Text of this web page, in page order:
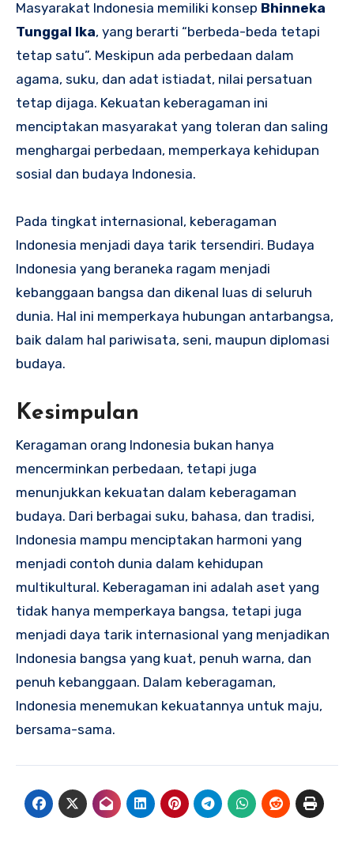
Masyarakat Indonesia memiliki konsep Bhinneka
Tunggal Ika, yang berarti “berbeda-beda tetapi
tetap satu”. Meskipun ada perbedaan dalam
agama, suku, dan adat istiadat, nilai persatuan
tetap dijaga. Kekuatan keberagaman ini
menciptakan masyarakat yang toleran dan saling
menghargai perbedaan, memperkaya kehidupan
sosial dan budaya Indonesia.
Pada tingkat internasional, keberagaman
Indonesia menjadi daya tarik tersendiri. Budaya
Indonesia yang beraneka ragam menjadi
kebanggaan bangsa dan dikenal luas di seluruh
dunia. Hal ini memperkaya hubungan antarbangsa,
baik dalam hal pariwisata, seni, maupun diplomasi
budaya.
Kesimpulan
Keragaman orang Indonesia bukan hanya
mencerminkan perbedaan, tetapi juga
menunjukkan kekuatan dalam keberagaman
budaya. Dari berbagai suku, bahasa, dan tradisi,
Indonesia mampu menciptakan harmoni yang
menjadi contoh dunia dalam kehidupan
multikultural. Keberagaman ini adalah aset yang
tidak hanya memperkaya bangsa, tetapi juga
menjadi daya tarik internasional yang menjadikan
Indonesia bangsa yang kuat, penuh warna, dan
penuh kebanggaan. Dalam keberagaman,
Indonesia menemukan kekuatannya untuk maju,
bersama-sama.